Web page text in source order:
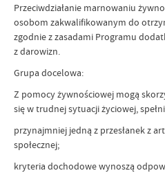
Przeciwdziałanie marnowaniu
osobom zakwalifikowanym do
zgodnie z zasadami Programu
z darowizn.
Grupa docelowa:
Z pomocy żywnościowej mogą
się w trudnej sytuacji życiowej,
przynajmniej jedną z przesłanek z
społecznej;
kryteria dochodowe wynoszą